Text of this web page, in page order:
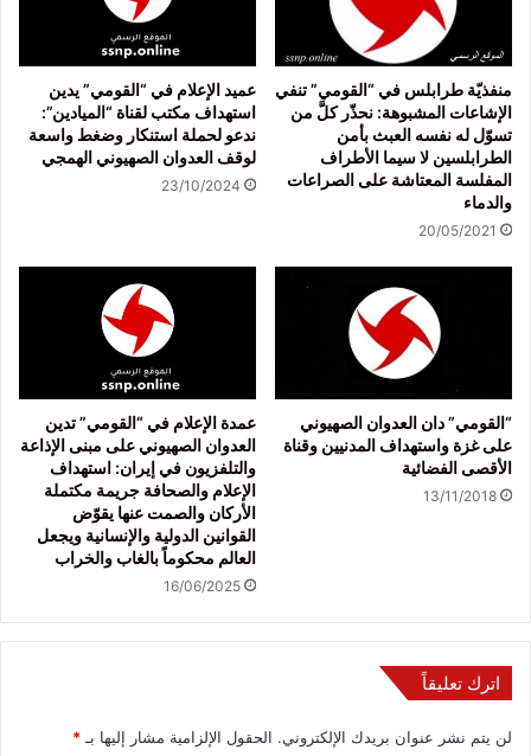
منفذيّة طرابلس في “القومي” تنفي
الإشاعات المشبوهة: نحذّر كلَّ من
تسوّل له نفسه العبث بأمن
الطرابلسين لا سيما الأطراف
المفلسة المعتاشة على الصراعات
والدماء
20/05/2021
عميد الإعلام في “القومي” يدين
استهداف مكتب لقناة “الميادين”:
ندعو لحملة استنكار وضغط واسعة
لوقف العدوان الصهيوني الهمجي
23/10/2024
“القومي” دان العدوان الصهيوني
على غزة واستهداف المدنيين وقناة
الأقصى الفضائية
13/11/2018
عمدة الإعلام في “القومي” تدين
العدوان الصهيوني على مبنى الإذاعة
والتلفزيون في إيران: استهداف
الإعلام والصحافة جريمة مكتملة
الأركان والصمت عنها يقوّض
القوانين الدولية والإنسانية ويجعل
العالم محكوماً بالغاب والخراب
16/06/2025
اترك تعليقاً
لن يتم نشر عنوان بريدك الإلكتروني. الحقول الإلزامية مشار إليها بـ*